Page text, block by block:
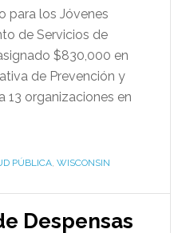
para los Jóvenes
de Servicios de
$830,000 en
de Prevención y
13 organizaciones en
PÚBLICA, WISCONSIN
Despensas